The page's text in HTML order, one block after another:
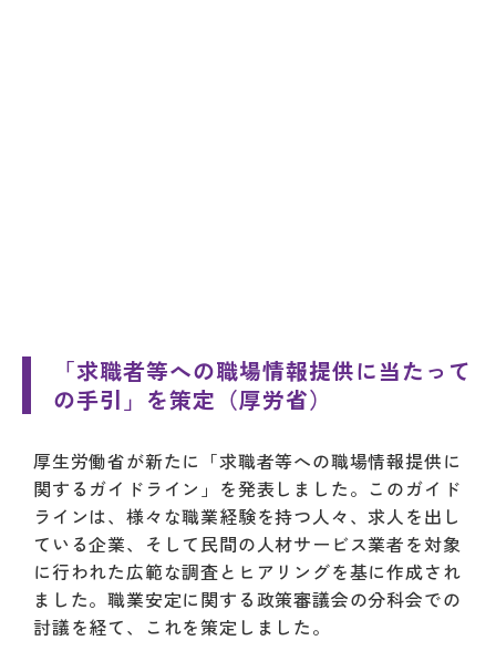
「求職者等への職場情報提供に当たって
の手引」を策定 （厚労省）
厚生労働省が新たに「求職者等への職場情報提供に
関するガイドライン」を発表しました。このガイド
ラインは、様々な職業経験を持つ人々、求人を出し
ている企業、そして民間の人材サービス業者を対象
に行われた広範な調査とヒアリングを基に作成され
ました。職業安定に関する政策審議会の分科会での
討議を経て、これを策定しました。